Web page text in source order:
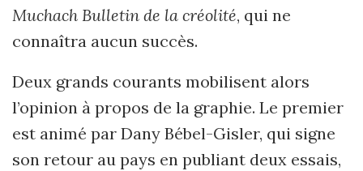
Muchach Bulletin de la créolité, qui ne
connaîtra aucun succès.
Deux grands courants mobilisent alors
l’opinion à propos de la graphie. Le premier
est animé par Dany Bébel-Gisler, qui signe
son retour au pays en publiant deux essais,